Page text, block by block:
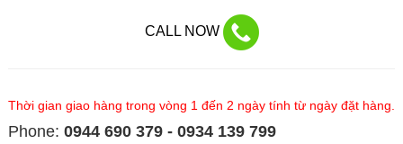
CALL NOW
Thời gian giao hàng trong vòng 1 đến 2 ngày tính từ ngày đặt hàng.
Phone: 0944 690 379 - 0934 139 799